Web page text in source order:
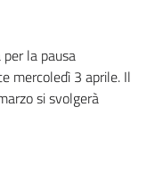
la pausa
mercoledì 3 aprile. Il
si svolgerà